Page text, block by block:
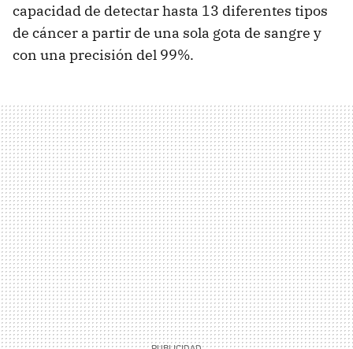
capacidad de detectar hasta 13 diferentes tipos
de cáncer a partir de una sola gota de sangre y
con una precisión del 99%.